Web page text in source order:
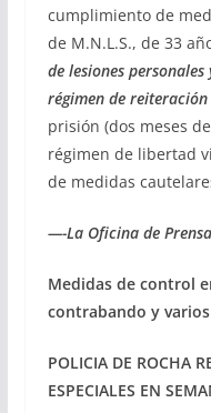
cumplimiento de
de M.N.L.S., de 33
de lesiones
régimen de reiteración
prisión (dos meses
régimen de libertad
de medidas
—-La Oficina de
Medidas de control
contrabando y
POLICIA DE ROCHA
ESPECIALES EN